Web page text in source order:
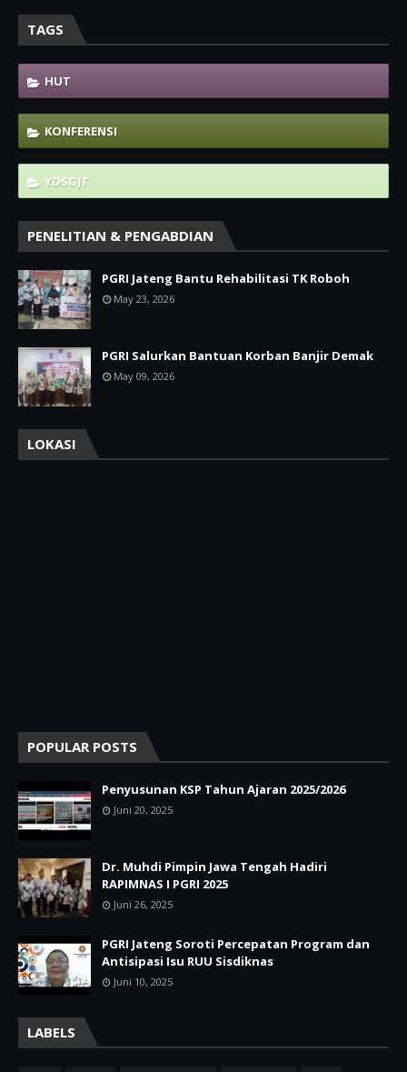
TAGS
HUT
KONFERENSI
YDSGJT
PENELITIAN & PENGABDIAN
PGRI Jateng Bantu Rehabilitasi TK Roboh
May 23, 2026
PGRI Salurkan Bantuan Korban Banjir Demak
May 09, 2026
LOKASI
POPULAR POSTS
Penyusunan KSP Tahun Ajaran 2025/2026
Juni 20, 2025
Dr. Muhdi Pimpin Jawa Tengah Hadiri
RAPIMNAS I PGRI 2025
Juni 26, 2025
PGRI Jateng Soroti Percepatan Program dan
Antisipasi Isu RUU Sisdiknas
Juni 10, 2025
LABELS